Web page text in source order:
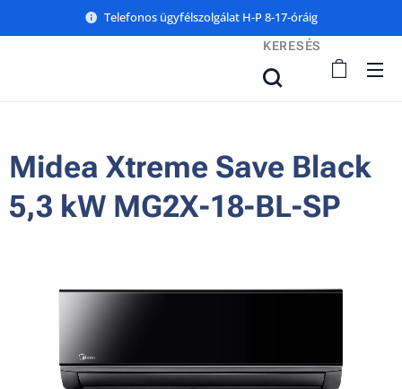
Telefonos ügyfélszolgálat H-P 8-17-óráig
KERESÉS
Midea Xtreme Save Black
5,3 kW MG2X-18-BL-SP